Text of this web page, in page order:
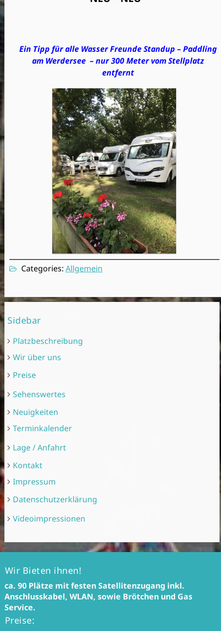
Ein Tipp für alle Wasser Freunde Standup – Paddling
am Werdersee – nur 300 Meter vom Stellplatz
entfernt
Categories: Allgemein
Sidebar
Platzbeschreibung
Wir über uns
Preise
Sehenswertes
Neuigkeiten
Terminkalender
Lage / Anfahrt
Kontakt
Impressum
Datenschutzerklärung
Videoimpressionen
Wir Bieten ihnen!
ca. 90 Plätze mit festen Satellitenzugang inkl.
Anschlusskabel, WLAN, sowie Brötchen und Gas
Service.
Preise: